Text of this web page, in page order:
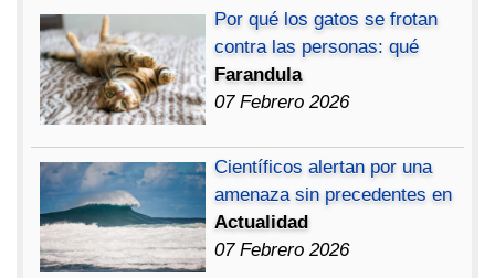
Por qué los gatos se frotan
contra las personas: qué
Farandula
07 Febrero 2026
Científicos alertan por una
amenaza sin precedentes en
Actualidad
07 Febrero 2026